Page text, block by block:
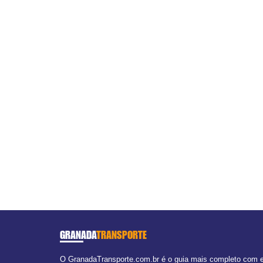
GRANADATRANSPORTE
O GranadaTransporte.com.br é o guia mais completo